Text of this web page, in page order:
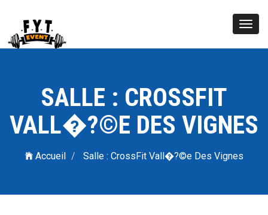
SALLE : CROSSFIT
VALL�?©E DES VIGNES
Accueil Salle : CrossFit Vall�?©e Des Vignes